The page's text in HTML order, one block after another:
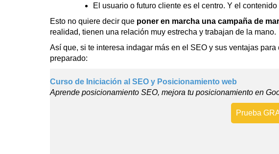
El usuario o futuro cliente es el centro. Y el
Esto no quiere decir que poner en marcha una campaña de
realidad, tienen una relación muy estrecha y trabajan de la mano.
Así que, si te interesa indagar más en el SEO y sus ventajas
preparado:
Curso de Iniciación al SEO y Posicionamiento web
Aprende posicionamiento SEO, mejora tu posicionamiento en
Prueba